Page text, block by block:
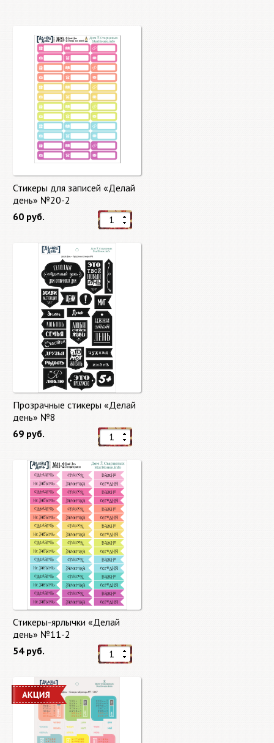
Стикеры для записей «Делай
день» №20-2
60 руб.
Прозрачные стикеры «Делай
день» №8
69 руб.
Стикеры-ярлычки «Делай
день» №11-2
54 руб.